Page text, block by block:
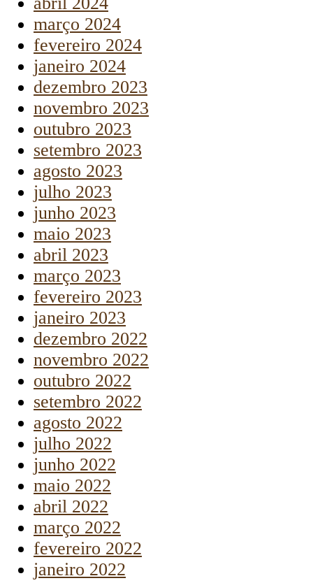
março 2024
fevereiro 2024
janeiro 2024
dezembro 2023
novembro 2023
outubro 2023
setembro 2023
agosto 2023
julho 2023
junho 2023
maio 2023
abril 2023
março 2023
fevereiro 2023
janeiro 2023
dezembro 2022
novembro 2022
outubro 2022
setembro 2022
agosto 2022
julho 2022
junho 2022
maio 2022
abril 2022
março 2022
fevereiro 2022
janeiro 2022